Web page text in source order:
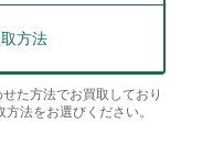
方法
た方法でお買取しており
法をお選びください。